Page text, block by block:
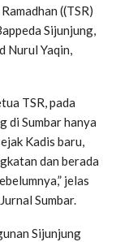
((TSR)
Sijunjung,
Nurul Yaqin,
TSR, pada
di Sumbar hanya
Kadis baru,
dan berada
jelas
Sumbar.
Sijunjung